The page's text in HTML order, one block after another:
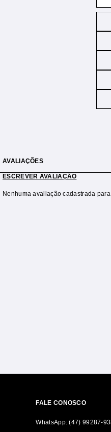
AVALIAÇÕES
ESCREVER AVALIAÇÃO
Nenhuma avaliação cadastrada
FALE CONOSCO
WhatsApp: (47) 99287-